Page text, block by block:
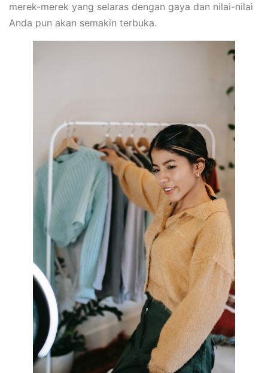
merek-merek yang selaras dengan gaya dan nilai-nilai
Anda pun akan semakin terbuka.